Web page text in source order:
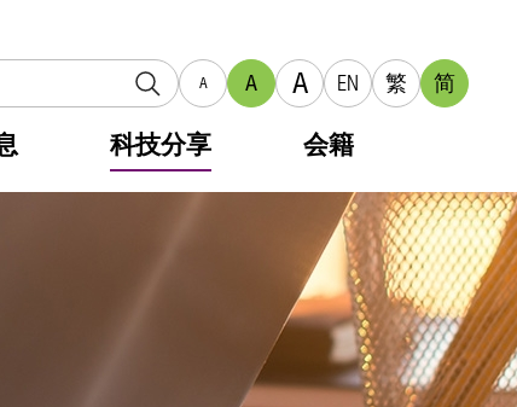
A A A EN 繁 简
科技分享 会籍